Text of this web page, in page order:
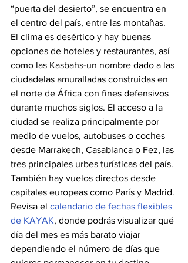
“puerta del desierto”, se encuentra en
el centro del país, entre las montañas.
El clima es desértico y hay buenas
opciones de hoteles y restaurantes, así
como las Kasbahs-un nombre dado a las
ciudadelas amuralladas construidas en
el norte de África con fines defensivos
durante muchos siglos. El acceso a la
ciudad se realiza principalmente por
medio de vuelos, autobuses o coches
desde Marrakech, Casablanca o Fez, las
tres principales urbes turísticas del país.
También hay vuelos directos desde
capitales europeas como París y Madrid.
Revisa el calendario de fechas flexibles
de KAYAK, donde podrás visualizar qué
día del mes es más barato viajar
dependiendo el número de días que